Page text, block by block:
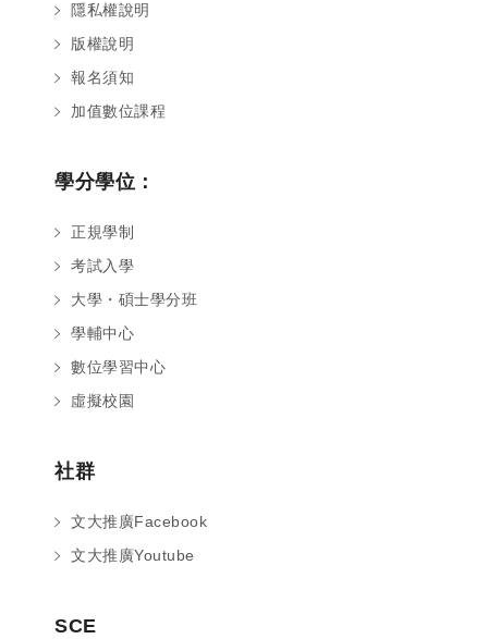
隱私權說明
版權說明
報名須知
加值數位課程
學分學位：
正規學制
考試入學
大學・碩士學分班
學輔中心
數位學習中心
虛擬校園
社群
文大推廣Facebook
文大推廣Youtube
SCE